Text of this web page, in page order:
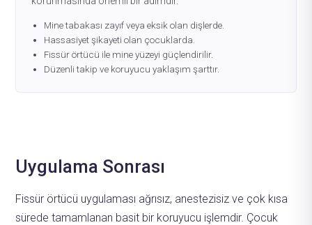
Mine tabakası zayıf veya eksik olan dişlerde.
Hassasiyet şikayeti olan çocuklarda.
Fissür örtücü ile mine yüzeyi güçlendirilir.
Düzenli takip ve koruyucu yaklaşım şarttır.
Uygulama Sonrası
Fissür örtücü uygulaması ağrısız, anestezisiz ve çok kısa
sürede tamamlanan basit bir koruyucu işlemdir. Çocuk